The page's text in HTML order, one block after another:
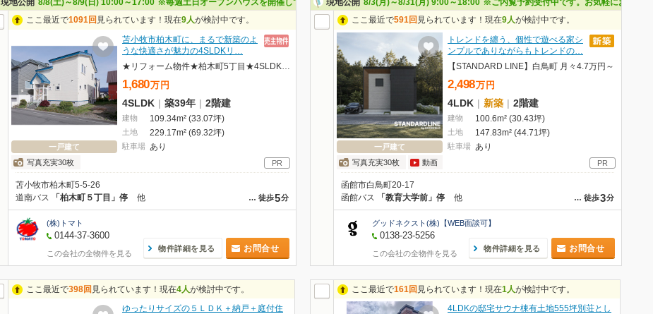
現地公開 8/8(土)～8/9(日) 10:00～17:00 ※毎週土日オープンハウスを開催しています。平日もご案内いたします。090-7058-8993までお電話ください。ご来場お待ちして
ここ最近で1091回 見られています！現在9人が検討中です。
一戸建て
写真充実30枚
苫小牧市柏木町に、まるで新築のよ
うな快適さが魅力の4SLDKリ…
★リフォーム物件★柏木町5丁目★4SLDK住宅★
1,680万 円
4SLDK | 築39年 | 2階建
建物 109.34m² (33.07坪)
土地 229.17m² (69.32坪)
駐車場 あり
PR
苫小牧市柏木町5-5-26
… 徒歩5分
道南バス 「柏木町５丁目」停 他
(株)トマト
0144-37-3600
この会社の全物件を見る
物件詳細を見る お問合せ
現地公開 8/3(月)～8/31(月) 9:00～18:00 ※ご内覧予約受付中です。お気軽にお問合せ
ここ最近で591回 見られています！現在9人が検討中です。
一戸建て
写真充実30枚
動画
トレンドを纏う、個性で遊べる家シ
ンプルでありながらもトレンドの…
【STANDARD LINE】白鳥町 月々4.7万円～
2,498万 円
4LDK | 新築 | 2階建
建物 100.6m² (30.43坪)
土地 147.83m² (44.71坪)
駐車場 あり
PR
函館市白鳥町20-17
… 徒歩3分
函館バス 「教育大学前」停 他
グッドネクスト(株)【WEB面談可】
0138-23-5256
この会社の全物件を見る
物件詳細を見る お問合せ
ここ最近で398回 見られています！現在4人が検討中です。
ゆったりサイズの５ＬＤＫ＋納戸＋庭付住
ここ最近で161回 見られています！現在1人が検討中です。
4LDKの邸宅サウナ棟有土地555坪別荘とし